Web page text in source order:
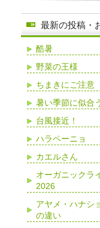
最新の投稿・
酷暑
野菜の王様
ちまきにご注意
暑い季節に似合
台風接近！
ハラペーニョ
カエルさん
オーガニックラ
2026
アヤメ・ハナシ
の違い